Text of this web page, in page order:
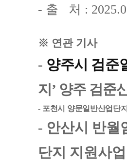
- 출 처 :
※ 연관 기사
- 양주시 검준
지’ 양주 검준
- 포천시 양문일반산업단
- 안산시 반월
단지 지원사